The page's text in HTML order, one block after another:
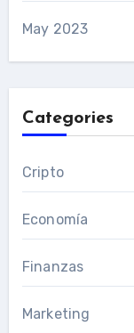
May 2023
Categories
Cripto
Economía
Finanzas
Marketing